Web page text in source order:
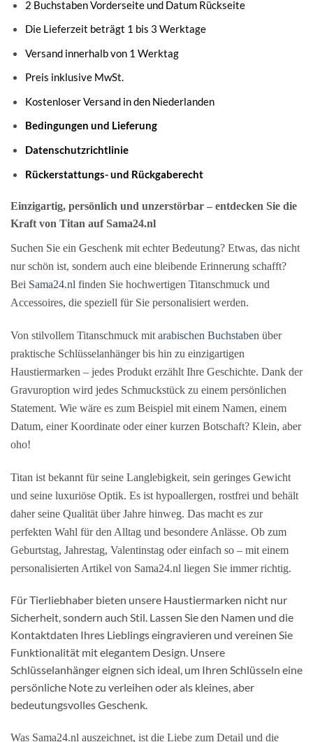
2 Buchstaben Vorderseite und Datum Rückseite
Die Lieferzeit beträgt 1 bis 3 Werktage
Versand innerhalb von 1 Werktag
Preis inklusive MwSt.
Kostenloser Versand in den Niederlanden
Bedingungen und Lieferung
Datenschutzrichtlinie
Rückerstattungs- und Rückgaberecht
Einzigartig, persönlich und unzerstörbar – entdecken Sie die
Kraft von Titan auf Sama24.nl
Suchen Sie ein Geschenk mit echter Bedeutung? Etwas, das nicht
nur schön ist, sondern auch eine bleibende Erinnerung schafft?
Bei Sama24.nl finden Sie hochwertigen Titanschmuck und
Accessoires, die speziell für Sie personalisiert werden.
Von stilvollem Titanschmuck mit arabischen Buchstaben über
praktische Schlüsselanhänger bis hin zu einzigartigen
Haustiermarken – jedes Produkt erzählt Ihre Geschichte. Dank der
Gravuroption wird jedes Schmuckstück zu einem persönlichen
Statement. Wie wäre es zum Beispiel mit einem Namen, einem
Datum, einer Koordinate oder einer kurzen Botschaft? Klein, aber
oho!
Titan ist bekannt für seine Langlebigkeit, sein geringes Gewicht
und seine luxuriöse Optik. Es ist hypoallergen, rostfrei und behält
daher seine Qualität über Jahre hinweg. Das macht es zur
perfekten Wahl für den Alltag und besondere Anlässe. Ob zum
Geburtstag, Jahrestag, Valentinstag oder einfach so – mit einem
personalisierten Artikel von Sama24.nl liegen Sie immer richtig.
Für Tierliebhaber bieten unsere Haustiermarken nicht nur
Sicherheit, sondern auch Stil. Lassen Sie den Namen und die
Kontaktdaten Ihres Lieblings eingravieren und vereinen Sie
Funktionalität mit elegantem Design. Unsere
Schlüsselanhänger eignen sich ideal, um Ihren Schlüsseln eine
persönliche Note zu verleihen oder als kleines, aber
bedeutungsvolles Geschenk.
Was Sama24.nl auszeichnet, ist die Liebe zum Detail und die